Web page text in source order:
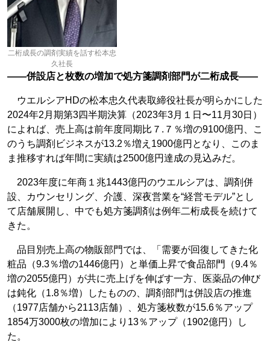
二桁成長の調剤実績を話す松本忠
久社長
――併設店と枚数の増加で処方箋調剤部門が二桁成長――
ウエルシアHDの松本忠久代表取締役社長が明らかにした
2024年2月期第3四半期決算（2023年3月１日〜11月30日）
によれば、売上高は前年度同期比７.７％増の9100億円、こ
のうち調剤ビジネスが13.2％増え1900億円となり、このま
ま推移すれば年間に実績は2500億円達成の見込みだ。
2023年度に年商１兆1443億円のウエルシアは、調剤併
設、カウンセリング、介護、深夜営業を“経営モデル”とし
て店舗展開し、中でも処方箋調剤は例年二桁成長を続けて
きた。
品目別売上高の物販部門では、「需要が回復してきた化
粧品（9.3％増の1446億円）と単価上昇で食品部門（9.4％
増の2055億円）が共に売上げを伸ばす一方、医薬品の伸び
は鈍化（1.8％増）したものの、調剤部門は併設店の推進
（1977店舗から2113店舗）、処方箋枚数が15.6％アップ
1854万3000枚の増加により13％アップ（1902億円）し
た。